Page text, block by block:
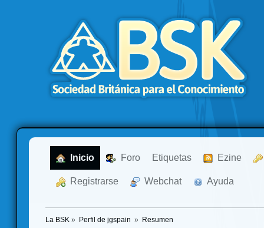
Inicio Foro Etiquetas Ezine
Registrarse Webchat Ayuda
La BSK » Perfil de jgspain » Resumen